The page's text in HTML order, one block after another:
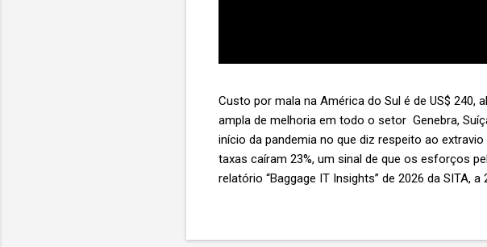
Custo por mala na América do Sul é de US$ 240,
ampla de melhoria em todo o setor Genebra,
início da pandemia no que diz respeito ao
taxas caíram 23%, um sinal de que os esforços
relatório “Baggage IT Insights” de 2026 da
lucro líquido médio de apenas US$ 8 por